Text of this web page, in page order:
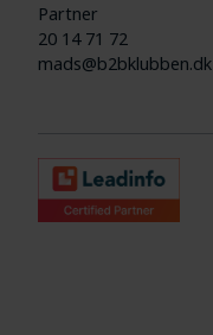
Partner
20 14 71 72
mads@b2bklubben.dk